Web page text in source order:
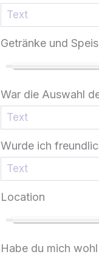
Getränke und
War die Auswahl
Wurde ich
Location
Habe du mich